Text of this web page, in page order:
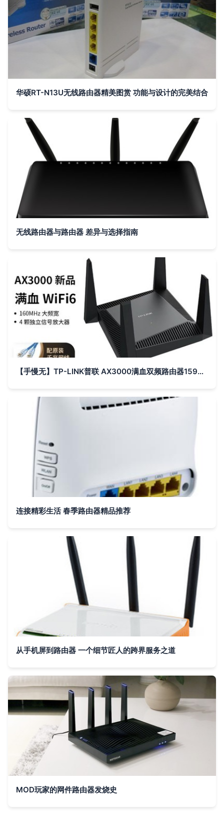
华硕RT-N13U无线路由器精美图赏 功能与设计的完美结合
无线路由器与路由器 差异与选择指南
【手慢无】TP-LINK普联 AX3000满血双频路由器159元清仓 你家还不升级？
连接精彩生活 春季路由器精品推荐
从手机屏到路由器 一个细节匠人的跨界服务之道
MOD玩家的网件路由器发烧史